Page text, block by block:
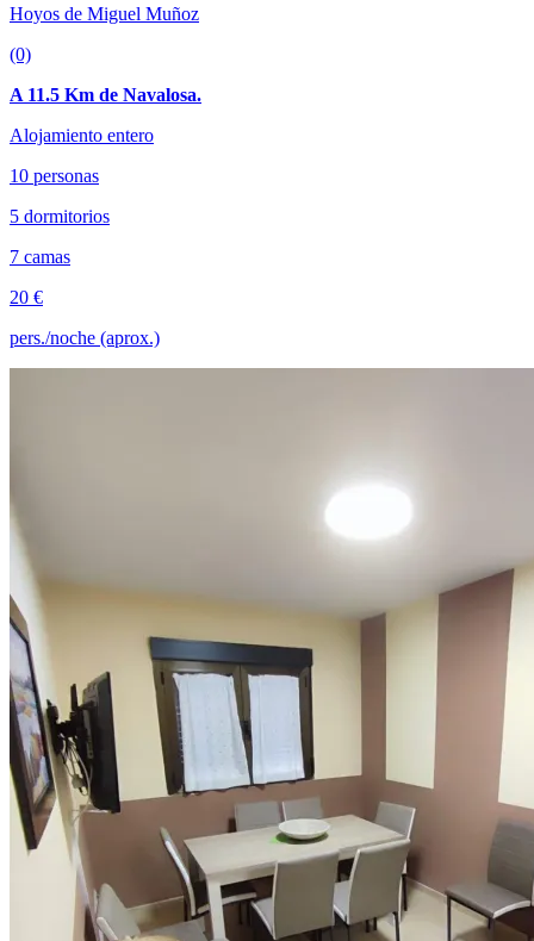
Hoyos de Miguel Muñoz
(0)
A 11.5 Km de Navalosa.
Alojamiento entero
10 personas
5 dormitorios
7 camas
20 €
pers./noche (aprox.)